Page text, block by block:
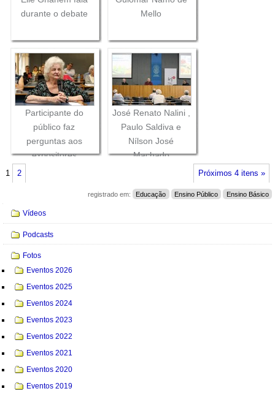
durante o debate
Mello
Participante do
público faz
perguntas aos
expositores
José Renato Nalini ,
Paulo Saldiva e
Nílson José
Machado
Próximos 4 itens »
1 2
registrado em: Educação Ensino Público Ensino Básico
Navegação
Vídeos
Podcasts
Fotos
Eventos 2026
Eventos 2025
Eventos 2024
Eventos 2023
Eventos 2022
Eventos 2021
Eventos 2020
Eventos 2019